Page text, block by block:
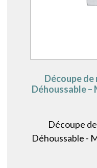
Découpe de
Déhoussable –
Découpe
Déhoussable -